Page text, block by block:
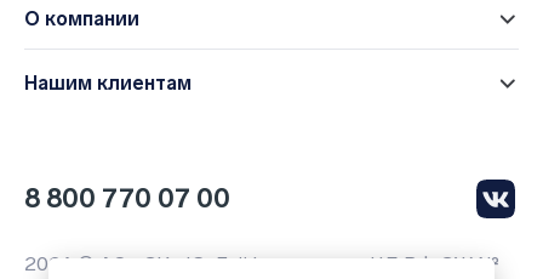
О компании
Нашим клиентам
8 800 770 07 00
2026 © АО «СК «Ю-Лайф», лицензии ЦБ РФ СЖ №